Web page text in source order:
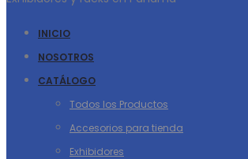
INICIO
NOSOTROS
CATÁLOGO
Todos los Productos
Accesorios para tienda
Exhibidores